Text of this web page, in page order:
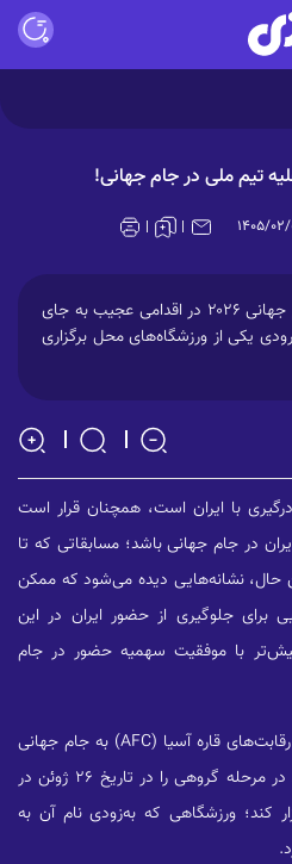
Video
تیم ملی در جام جهانی!
۰۲/۰۷
مسئولان برگزاری مسابقات جام جهانی ۲۰۲۶ در اقدامی عجیب به جای
یکی از ورزشگاه‌های محل برگزاری
با ایران است، همچنان قرار است
در جام جهانی باشد؛ مسابقاتی که تا
حال، نشانه‌هایی دیده می‌شود که ممکن
برای جلوگیری از حضور ایران در این
با موفقیت سهمیه حضور در جام
تیم ملی فوتبال ایران که از طریق رقابت‌های قاره آسیا (AFC) به جام جهانی
رسیده، قرار است آخرین بازی خود در مرحله گروهی را در تاریخ ۲۶ ژوئن در
کند؛ ورزشگاهی که به‌زودی نام آن به